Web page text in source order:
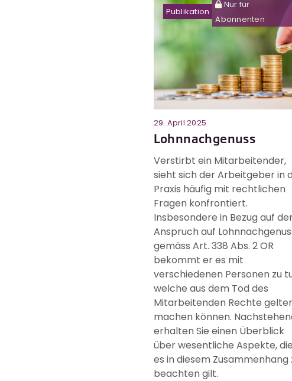
Publikation
Nur für
Abonnenten
29. April 2025
Lohnnachgenuss
Verstirbt ein Mitarbeitender,
sieht sich der Arbeitgeber in
Praxis häufig mit rechtlichen
Fragen konfrontiert.
Insbesondere in Bezug auf
Anspruch auf
gemäss Art. 338 Abs. 2 OR
bekommt er es mit
verschiedenen Personen zu
welche aus dem Tod des
Mitarbeitenden Rechte
machen können.
erhalten Sie einen Überblick
über wesentliche Aspekte, die
es in diesem Zusammenhang
beachten gilt.